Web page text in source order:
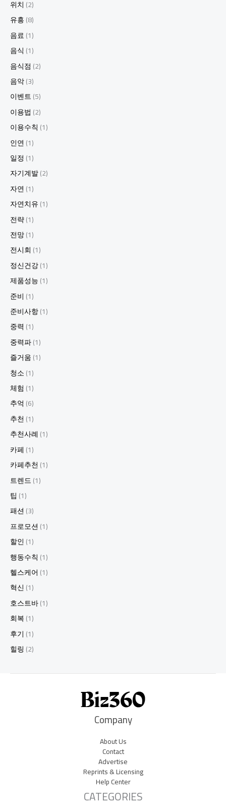
위치 (2)
유흥(8)
음료(1)
음식 (1)
음식점 (2)
음악(3)
이벤트(5)
이용법 (2)
이용수칙 (1)
인연(1)
일정 (1)
자기계발(2)
자연(1)
자연치유(1)
전략(1)
전망(1)
전시회 (1)
정신건강(1)
제품성능(1)
준비 (1)
준비사항(1)
중력 (1)
중력파(1)
즐거움(1)
청소(1)
체험 (1)
추억 (6)
추천(1)
추천사례 (1)
카페 (1)
카페추천(1)
트렌드(1)
팁 (1)
패션(3)
프로모션(1)
할인(1)
행동수칙 (1)
헬스케어 (1)
혁신(1)
호스트바(1)
회복(1)
후기 (1)
힐링 (2)
Company
About Us
Contact
Advertise
Reprints & Licensing
Help Center
CATEGORIES